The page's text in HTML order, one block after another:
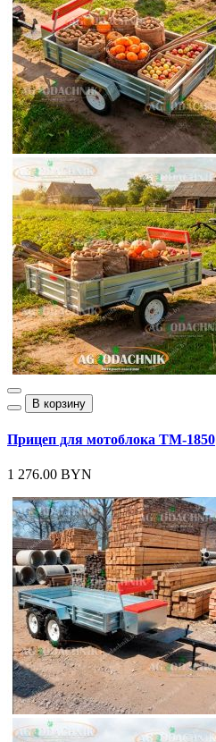
В корзину
Прицеп для мотоблока ТМ-1850
1 276.00 BYN